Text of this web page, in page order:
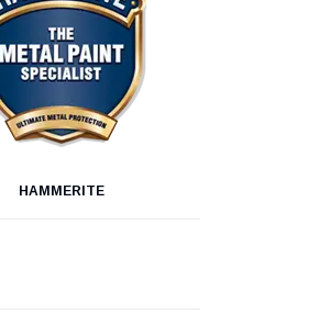
HAMMERITE